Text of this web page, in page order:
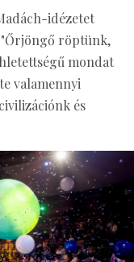
idézetet
röptünk,
mondat
valamennyi
és